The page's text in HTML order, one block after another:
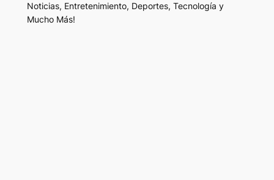
Noticias, Entretenimiento, Deportes, Tecnología y
Mucho Más!